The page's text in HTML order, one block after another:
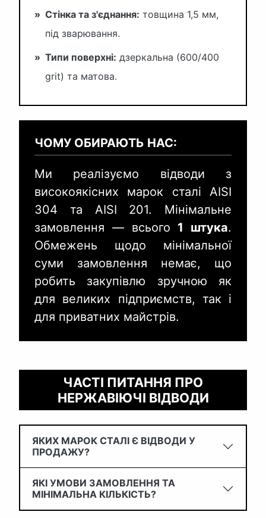
» Стінка та з'єднання: товщина 1,5 мм,
під зварювання.
» Типи поверхні: дзеркальна (600/400
grit) та матова.
ЧОМУ ОБИРАЮТЬ НАС:
Ми реалізуємо відводи з
високоякісних марок сталі AISI
304 та AISI 201. Мінімальне
замовлення — всього 1 штука.
Обмежень щодо мінімальної
суми замовлення немає, що
робить закупівлю зручною як
для великих підприємств, так і
для приватних майстрів.
ЧАСТІ ПИТАННЯ ПРО
НЕРЖАВІЮЧІ ВІДВОДИ
ЯКИХ МАРОК СТАЛІ Є ВІДВОДИ У
ПРОДАЖУ?
ЯКІ УМОВИ ЗАМОВЛЕННЯ ТА
МІНІМАЛЬНА КІЛЬКІСТЬ?